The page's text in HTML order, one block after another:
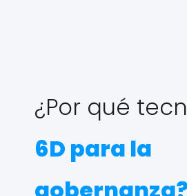
¿Por qué
6D para la